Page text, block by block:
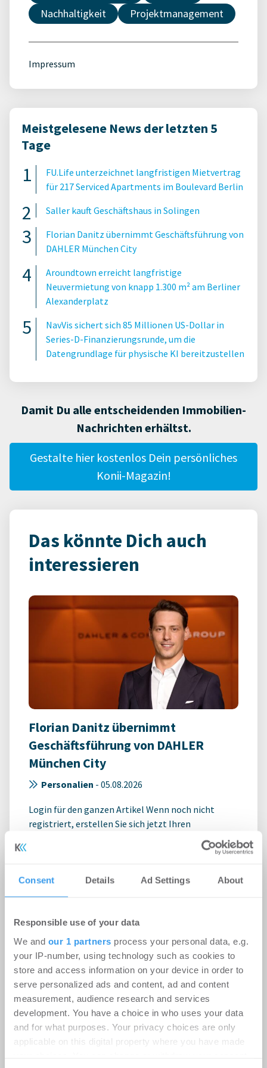
Consent Details Ad Settings About
Responsible use of your data
We and our 1 partners process your personal data, e.g.
your IP-number, using technology such as cookies to
store and access information on your device in order to
serve personalized ads and content, ad and content
measurement, audience research and services
development. You have a choice in who uses your data
and for what purposes. Your privacy choices are only
applicable on this digital property where you have made
Nachhaltigkeit
Projektmanagement
Impressum
Meistgelesene News der letzten 5
Tage
FU.Life unterzeichnet langfristigen Mietvertrag
für 217 Serviced Apartments im Boulevard Berlin
Saller kauft Geschäftshaus in Solingen
Florian Danitz übernimmt Geschäftsführung von
DAHLER München City
Aroundtown erreicht langfristige
Neuvermietung von knapp 1.300 m² am Berliner
Alexanderplatz
NavVis sichert sich 85 Millionen US-Dollar in
Series-D-Finanzierungsrunde, um die
Datengrundlage für physische KI bereitzustellen
Damit Du alle entscheidenden Immobilien-
Nachrichten erhältst.
Gestalte hier kostenlos Dein persönliches
Konii-Magazin!
Das könnte Dich auch
interessieren
Florian Danitz übernimmt
Geschäftsführung von DAHLER
München City
Personalien - 05.08.2026
Login für den ganzen Artikel Wenn noch nicht
registriert, erstellen Sie sich jetzt Ihren
Roland D. Schleider wird Head of
Business Development bei Strategis
Personalien-05.08.2026